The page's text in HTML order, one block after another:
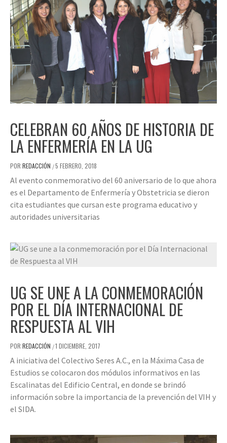
CELEBRAN 60 AÑOS DE HISTORIA DE
LA ENFERMERÍA EN LA UG
POR REDACCIÓN /5 FEBRERO, 2018
Al evento conmemorativo del 60 aniversario de lo que ahora
es el Departamento de Enfermería y Obstetricia se dieron
cita estudiantes que cursan este programa educativo y
autoridades universitarias
UG SE UNE A LA CONMEMORACIÓN
POR EL DÍA INTERNACIONAL DE
RESPUESTA AL VIH
POR REDACCIÓN /1 DICIEMBRE, 2017
A iniciativa del Colectivo Seres A.C., en la Máxima Casa de
Estudios se colocaron dos módulos informativos en las
Escalinatas del Edificio Central, en donde se brindó
información sobre la importancia de la prevención del VIH y
el SIDA.